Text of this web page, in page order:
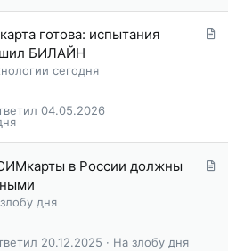
С
готова: испытания
БИЛАЙН
сегодня
04.05.2026
С
в России должны
дня
На злобу дня
20.12.2025